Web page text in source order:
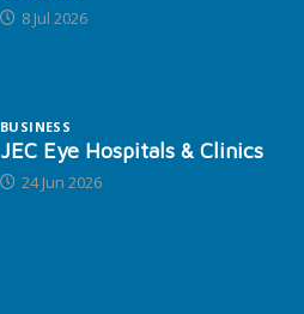
8 Jul 2026
BUSINESS
JEC Eye Hospitals & Clinics
24 Jun 2026